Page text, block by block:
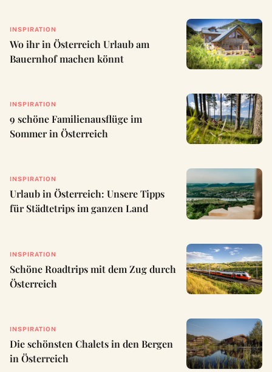
INSPIRATION
Wo ihr in Österreich Urlaub am
Bauernhof machen könnt
INSPIRATION
9 schöne Familienausflüge im
Sommer in Österreich
INSPIRATION
Urlaub in Österreich: Unsere Tipps
für Städtetrips im ganzen Land
INSPIRATION
Schöne Roadtrips mit dem Zug durch
Österreich
INSPIRATION
Die schönsten Chalets in den Bergen
in Österreich